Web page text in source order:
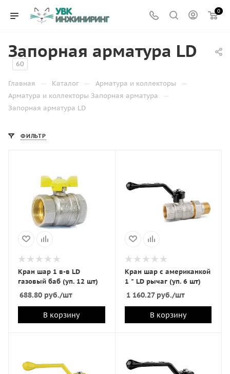
0
Запорная арматура LD
60
Главная — Каталог — Арматура и коллекторы —
Арматура и коллекторы Запорная арматура —
Запорная арматура LD
ФИЛЬТР
Кран шар 1 в-в LD
газовый баб (уп. 12 шт)
688.80 руб./шт
В корзину
Кран шар с американкой
1 " LD рычаг (уп. 6 шт)
1 160.27руб./шт
В корзину